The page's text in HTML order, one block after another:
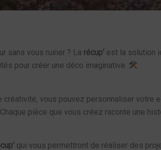
sans vous ruiner ? La récup’ est la solution
pour créer une déco imaginative.
créativité, vous pouvez personnaliser
pièce que vous créez raconte une
qui vous permettront de réaliser des